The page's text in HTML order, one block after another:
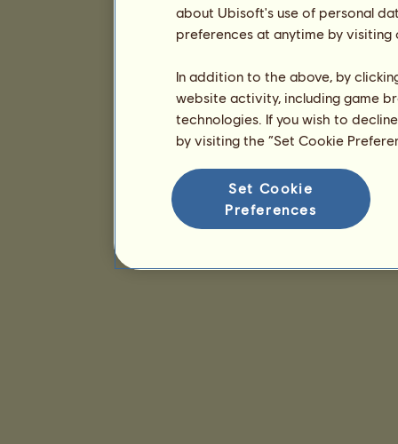
about Ubisoft's use of personal
preferences at anytime by
In addition to the above, by
website activity, including game
technologies. If you wish to
by visiting the “Set Cookie
Set Cookie
Preferences